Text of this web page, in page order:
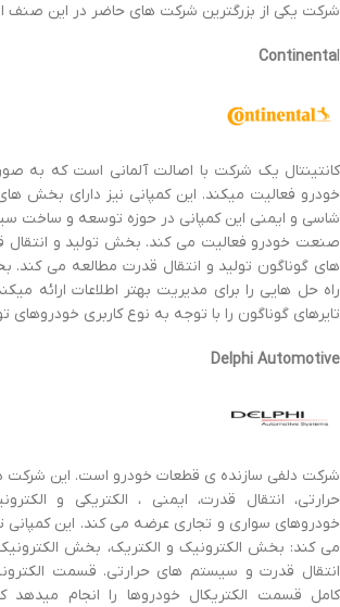
شرکت یکی از بزرگترین شرکت های حاضر در این صنف
Continental
کانتینتال یک شرکت با اصالت آلمانی است که به
خودرو فعالیت میکند. این کمپانی نیز دارای بخش
شاسی و ایمنی این کمپانی در حوزه توسعه و ساخت
صنعت خودرو فعالیت می کند. بخش تولید و انتقال
های گوناگون تولید و انتقال قدرت مطالعه می
راه حل هایی را برای مدیریت بهتر اطلاعات ارائه
تایرهای گوناگون را با توجه به نوع کاربری
Delphi Automotive
شرکت دلفی سازنده ی قطعات خودرو است. این شرکت
حرارتی، انتقال قدرت، ایمنی ، الکتریکی و
خودروهای سواری و تجاری عرضه می کند. این کمپانی
می کند: بخش الکترونیک و الکتریک، بخش
انتقال قدرت و سیستم های حرارتی. قسمت
کامل قسمت الکتریکال خودروها را انجام